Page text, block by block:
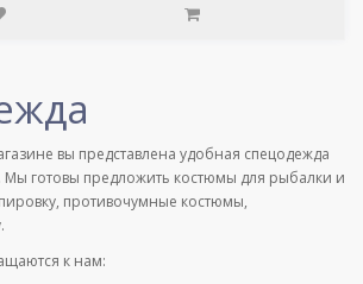
вы представлена удобная спецодежда
Мы готовы предложить костюмы для рыбалки и
противочумные костюмы,
к нам: